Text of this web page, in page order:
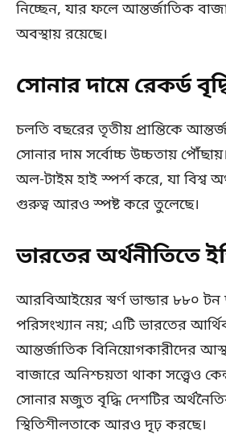
নিচ্ছেন, যার ফলে আন্তর্জাতিক
অবস্থায় রয়েছে।
সোনার দামে রেকর্ড
চলতি বছরের তৃতীয় প্রান্তিকে
সোনার দাম সর্বোচ্চ উচ্চতায়
অল-টাইম হাই স্পর্শ করে, যা বিশ্ব
গুরুত্ব আরও স্পষ্ট করে তুলেছে।
ভারতের অর্থনীতিতে
আরবিআইয়ের স্বর্ণ ভান্ডার ৮৮০
পরিসংখ্যান নয়; এটি ভারতের
আন্তর্জাতিক বিনিয়োগকারীদের
বাজারে অনিশ্চয়তা থাকা সত্ত্বেও
সোনার মজুত বৃদ্ধি দেশটির
স্থিতিশীলতাকে আরও দৃঢ় করছে।